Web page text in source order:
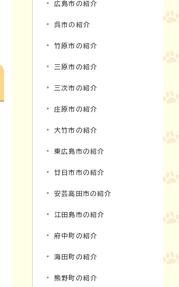
広島市の紹介
呉市の紹介
竹原市の紹介
三原市の紹介
三次市の紹介
庄原市の紹介
大竹市の紹介
東広島市の紹介
廿日市市の紹介
安芸高田市の紹介
江田島市の紹介
府中町の紹介
海田町の紹介
熊野町の紹介